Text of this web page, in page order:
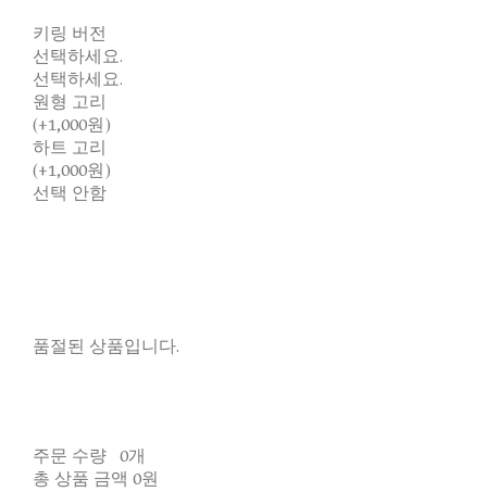
키링 버전
선택하세요.
선택하세요.
원형 고리
(+1,000원)
하트 고리
(+1,000원)
선택 안함
품절된 상품입니다.
주문 수량
0개
총 상품 금액 0원